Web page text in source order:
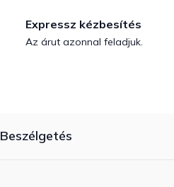
Expressz kézbesítés
Az árut azonnal feladjuk.
Beszélgetés